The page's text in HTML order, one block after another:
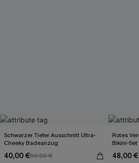
Schwarzer Tiefer Ausschnitt Ultra-
Cheeky Badeanzug
40,00 €50,00 €
Rotes
Bikini-Set
48,00 €